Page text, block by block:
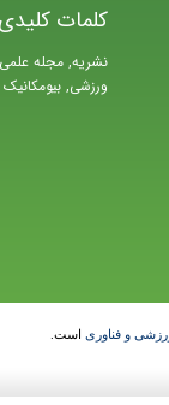
کلمات کلیدی
نشریه, مجله
ورزشی,
و فناوری است.